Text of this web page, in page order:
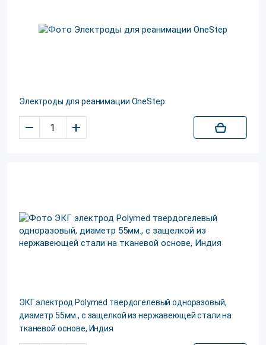
Электроды для реанимации OneStep
– +
ЭКГ электрод Polуmed твердогелевый одноразовый,
диаметр 55мм., с защелкой из нержавеющей стали на
тканевой основе, Индия